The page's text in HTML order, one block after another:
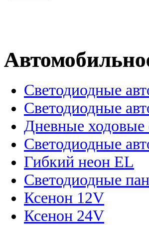
Светодиодные
Светодиодные
Дневные
Светодиодные
Гибкий неон EL
Светодиодные
Ксенон 12V
Ксенон 24V